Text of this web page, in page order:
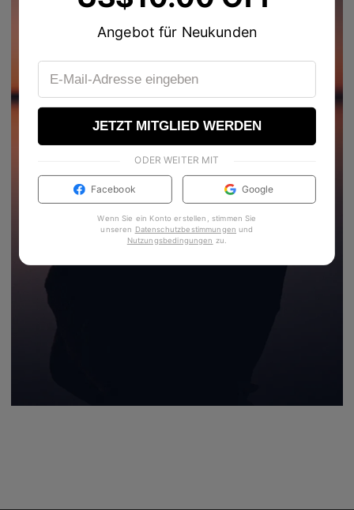
Angebot für Neukunden
JETZT MITGLIED WERDEN
ODER WEITER MIT
Facebook Google
Wenn Sie ein Konto erstellen, stimmen Sie
unseren Datenschutzbestimmungen und
Nutzungsbedingungen zu